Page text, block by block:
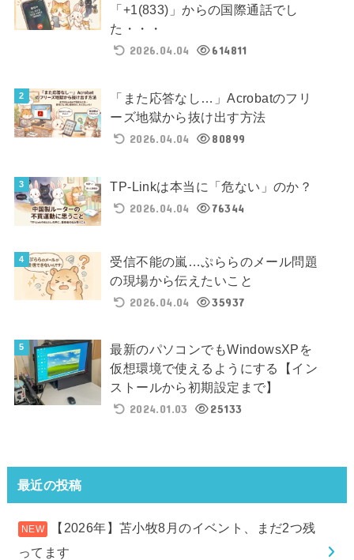
「+1(833)」からの国際通話でし
た・・・
2026.04.04
614811
「また応答なし…」Acrobatのフリ
ーズ地獄から抜け出す方法
2026.04.04
80899
TP-Linkは本当に「危ない」のか？
2026.04.04
76344
受信不能の嵐…ぷららのメール問題
の現場から伝えたいこと
2026.04.04
35937
最新のパソコンでもWindowsXPを
仮想環境で使えるようにする【イン
ストールから初期設定まで】
2024.01.03
25133
最近の投稿
【2026年】苫小牧8月のイベント、まだ2つ残
ってます